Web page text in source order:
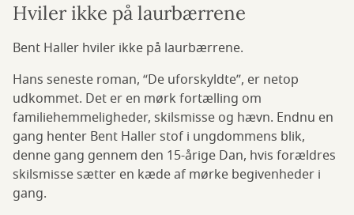
Hviler ikke på laurbærrene
Bent Haller hviler ikke på laurbærrene.
Hans seneste roman, “De uforskyldte”, er netop
udkommet. Det er en mørk fortælling om
familiehemmeligheder, skilsmisse og hævn. Endnu en
gang henter Bent Haller stof i ungdommens blik,
denne gang gennem den 15-årige Dan, hvis forældres
skilsmisse sætter en kæde af mørke begivenheder i
gang.